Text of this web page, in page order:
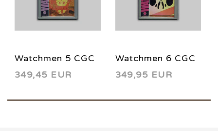
Watchmen 5 CGC
9.8 1987
349,45 EUR
Watchmen 6 CGC
9.8 1987
349,95 EUR